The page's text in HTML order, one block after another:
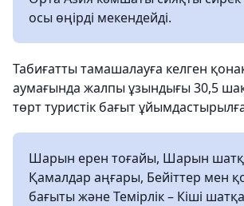
осы өңірді мекендейді.
Табиғатты тамашалауға келген
аумағында жалпы ұзындығы 30,5
төрт туристік бағыт
Шарын ерен тоғайы, Шарын
Қамалдар аңғары, Бейіттер мен
бағыты және Темірлік – Кіші